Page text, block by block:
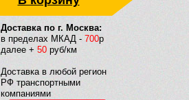
Доставка по г. Москва:
в пределах МКАД - 700р
далее + 50 руб/км
Доставка в любой регион
РФ транспортными
компаниями